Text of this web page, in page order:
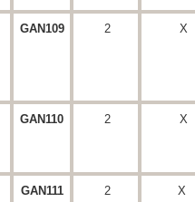
GAN109 2 X
GAN110 2 X
GAN111 2 X